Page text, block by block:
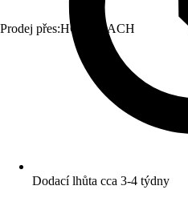
Prodej přes:HORNBACH
Dodací lhůta cca 3-4 týdny